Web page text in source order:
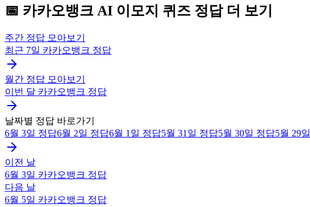
📅 카카오뱅크 AI 이모지 퀴즈 정답 더 보기
주간 정답 모아보기
최근 7일 카카오뱅크 정답
월간 정답 모아보기
이번 달 카카오뱅크 정답
날짜별 정답 바로가기
6월 3일 정답6월 2일 정답6월 1일 정답5월 31일 정답5월 30일 정답5월 29일
이전 날
6월 3일 카카오뱅크 정답
다음 날
6월 5일 카카오뱅크 정답